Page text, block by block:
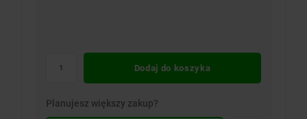
Dodaj do koszyka
Planujesz większy zakup?